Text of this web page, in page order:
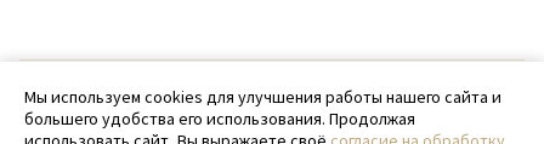
© 2020 - 2026 SamPack
+ 7 (918) 699-97-87
Мы используем cookies для улучшения работы нашего сайта и
большего удобства его использования. Продолжая